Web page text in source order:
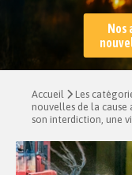
Nos
Accueil Les
nouvelles de la cause
son interdiction, une